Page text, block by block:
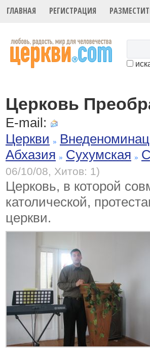
ГЛАВНАЯ РЕГИСТРАЦИЯ
Церковь
E-mail:
Церкви
Абхазия
Сухумская
06/10/08, Хитов: 1)
Церковь, в которой
католической,
церкви.